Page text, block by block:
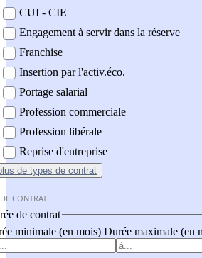
CUI - CIE
Engagement à servir dans la réserve
Franchise
Insertion par l'activ.éco.
Portage salarial
Profession commerciale
Profession libérale
Reprise d'entreprise
de types de contrat
CONTRAT
de contrat
minimale (en mois) Durée maximale (en